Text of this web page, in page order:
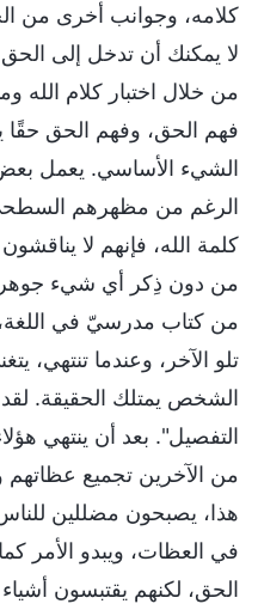
كلامه، وجوانب أخرى من
لا يمكنك أن تدخل إلى
من خلال اختبار كلام الله
فهم الحق، وفهم الحق حقًا
الشيء الأساسي. يعمل
الرغم من مظهرهم
كلمة الله، فإنهم لا
من دون ذِكر أي شيء
من كتاب مدرسيّ في اللغة،
تلو الآخر، وعندما تنتهي،
الشخص يمتلك الحقيقة.
التفصيل". بعد أن ينتهي
من الآخرين تجميع عظاتهم
هذا، يصبحون مضللين
في العظات، ويبدو الأمر
الحق، لكنهم يقتبسون